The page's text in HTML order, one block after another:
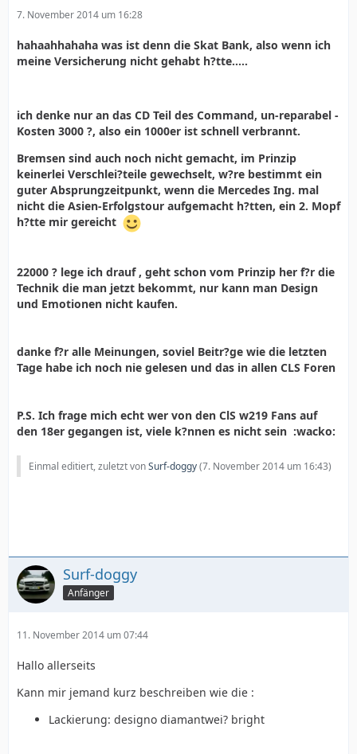
7. November 2014 um 16:28
hahaahhahaha was ist denn die Skat Bank, also wenn ich
meine Versicherung nicht gehabt h?tte.....
ich denke nur an das CD Teil des Command, un-reparabel -
Kosten 3000 ?, also ein 1000er ist schnell verbrannt.
Bremsen sind auch noch nicht gemacht, im Prinzip
keinerlei Verschlei?teile gewechselt, w?re bestimmt ein
guter Absprungzeitpunkt, wenn die Mercedes Ing. mal
nicht die Asien-Erfolgstour aufgemacht h?tten, ein 2. Mopf
h?tte mir gereicht
22000 ? lege ich drauf , geht schon vom Prinzip her f?r die
Technik die man jetzt bekommt, nur kann man Design
und Emotionen nicht kaufen.
danke f?r alle Meinungen, soviel Beitr?ge wie die letzten
Tage habe ich noch nie gelesen und das in allen CLS Foren
P.S. Ich frage mich echt wer von den ClS w219 Fans auf
den 18er gegangen ist, viele k?nnen es nicht sein :wacko:
Einmal editiert, zuletzt vonSurf-doggy(7. November 2014 um 16:43)
Surf-doggy
Anfänger
11. November 2014 um 07:44
Hallo allerseits
Kann mir jemand kurz beschreiben wie die :
Lackierung: designo diamantwei? bright